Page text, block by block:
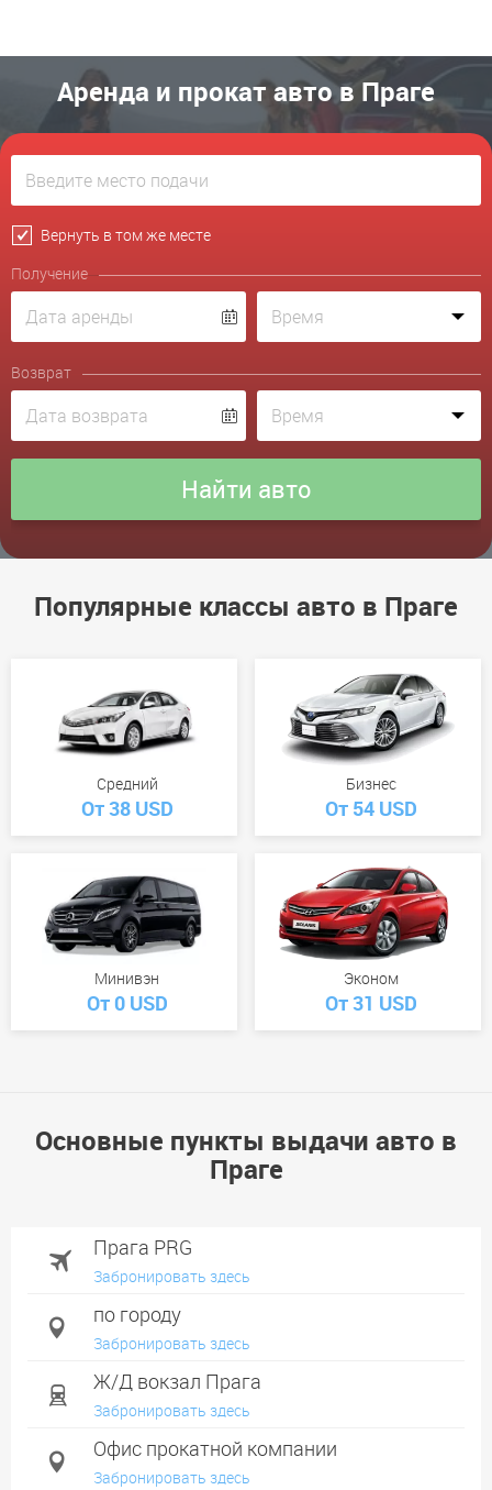
Аренда и прокат авто в Праге
Вернуть в том же месте
Получение
Возврат
Популярные классы авто в Праге
Средний
От 38 USD
Бизнес
От 54 USD
Минивэн
От 0 USD
Эконом
От 31 USD
Основные пункты выдачи авто в
Праге
Прага PRG
Забронировать здесь
по городу
Забронировать здесь
Ж/Д вокзал Прага
Забронировать здесь
Офис прокатной компании
Забронировать здесь